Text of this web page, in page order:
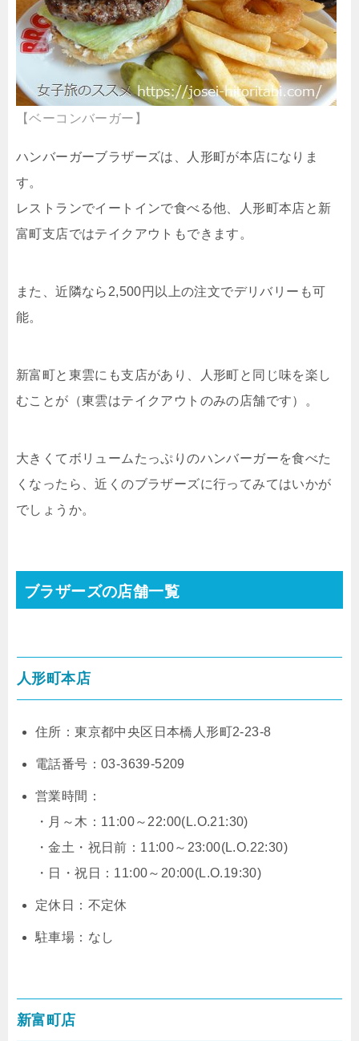
【ベーコンバーガー】
ハンバーガーブラザーズは、人形町が本店になりま
す。
レストランでイートインで食べる他、人形町本店と新
富町支店ではテイクアウトもできます。
また、近隣なら2,500円以上の注文でデリバリーも可
能。
新富町と東雲にも支店があり、人形町と同じ味を楽し
むことが（東雲はテイクアウトのみの店舗です）。
大きくてボリュームたっぷりのハンバーガーを食べた
くなったら、近くのブラザーズに行ってみてはいかが
でしょうか。
ブラザーズの店舗一覧
人形町本店
住所：東京都中央区日本橋人形町2-23-8
電話番号：03-3639-5209
営業時間：
・月～木：11:00～22:00(L.O.21:30)
・金土・祝日前：11:00～23:00(L.O.22:30)
・日・祝日：11:00～20:00(L.O.19:30)
定休日：不定休
駐車場：なし
新富町店